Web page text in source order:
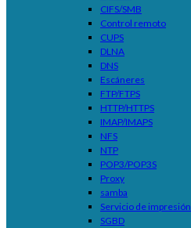
CIFS/SMB
Control remoto
CUPS
DLNA
DNS
Escáneres
FTP/FTPS
HTTP/HTTPS
IMAP/IMAPS
NFS
NTP
POP3/POP3S
Proxy
samba
Servicio de impresión
SGBD